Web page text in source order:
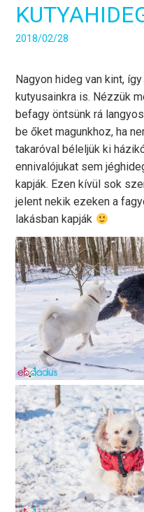
2018/02/28
Nagyon hideg van kint,
kutyusainkra is. Nézzük
befagy öntsünk rá
be őket magunkhoz, ha
takaróval béleljük ki
ennivalójukat sem
kapják. Ezen kívül sok
jelent nekik ezeken a
lakásban kapják